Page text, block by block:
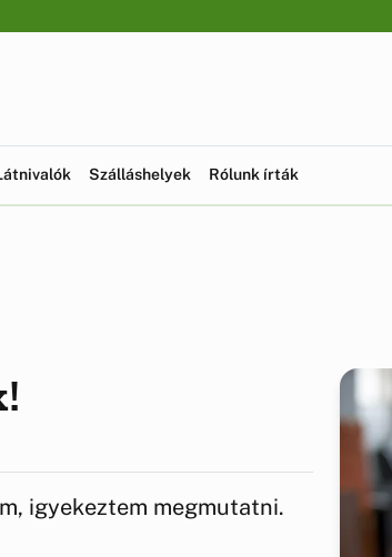
Szálláshelyek Rólunk írták
igyekeztem megmutatni.